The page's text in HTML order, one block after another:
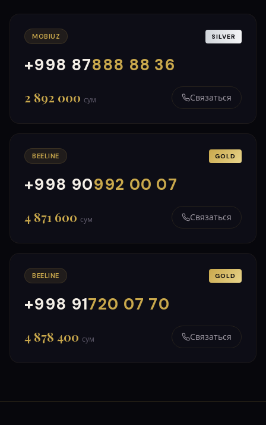
MOBIUZ SILVER
+998 87888 88 36
000
999
2 892 000 сум Связаться
BEELINE GOLD
+998 90992 00 07
000
999
4 871 600 сум Связаться
BEELINE GOLD
+998 91720 07 70
000
999
4 878 400 сум Связаться